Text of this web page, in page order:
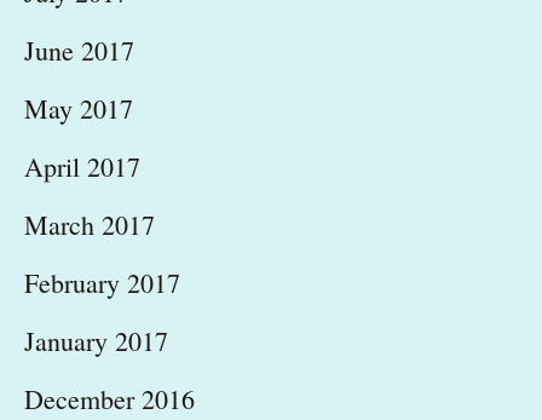
June 2017
May 2017
April 2017
March 2017
February 2017
January 2017
December 2016